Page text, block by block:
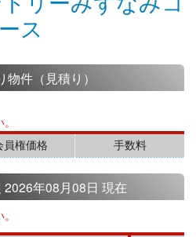
ース
物件（見積り）
員権価格 手数料
年08月08日 現在